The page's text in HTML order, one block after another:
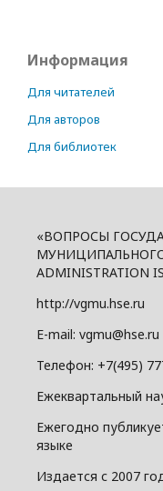
Информация
Для читателей
Для авторов
Для библиотек
«ВОПРОСЫ
МУНИЦИПАЛЬНОГО
ADMINISTRATION
http://vgmu.hse.ru
E-mail: vgmu@hse.ru
Телефон: +7(495)
Ежеквартальный
Ежегодно
языке
Издается с 2007